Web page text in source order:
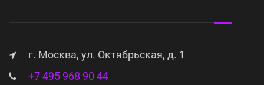
г. Москва, ул. Октябрьская, д. 1
+7 495 968 90 44